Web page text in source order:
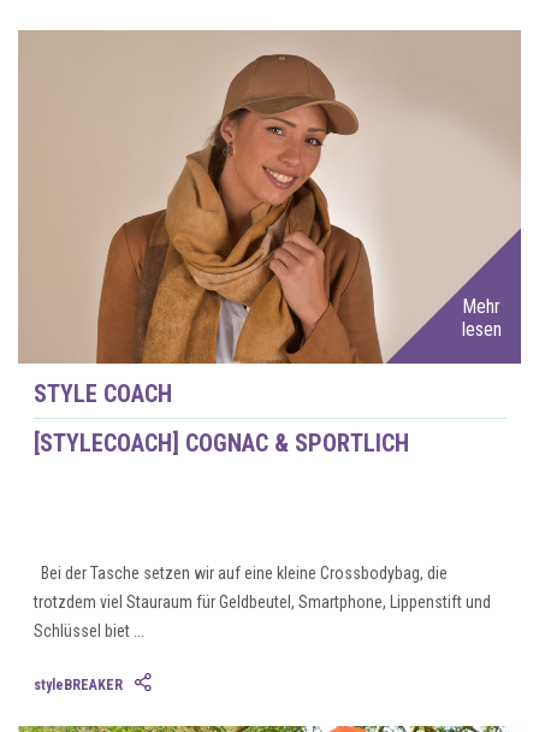
Mehr
lesen
STYLE COACH
[STYLECOACH] COGNAC & SPORTLICH
Bei der Tasche setzen wir auf eine kleine Crossbodybag, die
trotzdem viel Stauraum für Geldbeutel, Smartphone, Lippenstift und
Schlüssel biet ...
styleBREAKER